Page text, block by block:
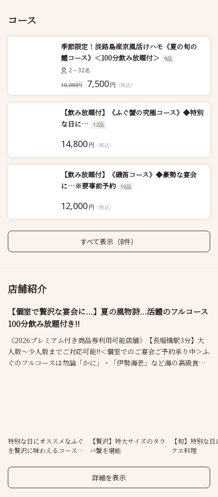
コース
季節限定！淡路島産京風活けハモ《夏の旬の
鱧コース》＜100分飲み放題付＞
9品
2～32名
10,280円 7,500円 （税込）
【飲み放題付】《ふぐ蟹の究極コース》◆特別
な日に…
12品
14,800円 （税込）
【飲み放題付】《磯笛コース》◆豪勢な宴会
に…※要事前予約
10品
12,000円 （税込）
すべて表示（8件）
店舗紹介
【個室で贅沢な宴会に...】夏の風物詩...活鱧のフルコース
100分飲み放題付き!!
《2026プレミアム付き商品券利用可能店舗》【長堀橋駅3分】大
人数〜少人数までご対応可能!!＜個室でのご宴会ご予約承り中＞ふ
ぐのフルコースは勿論「かに」・「伊勢海老」など海の高級食材
特別な日にオススメなふぐ
を贅沢に味わえるコースご
【贅沢】特大サイズのタラ
バ蟹を堪能
【旬】特別な
クエ料理
詳細を表示